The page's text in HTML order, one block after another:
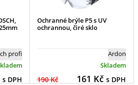
profi
s DPH
Ochranné brýle P5 s UV
ochrannou, čiré sklo
Ardon
Skladem
190 Kč 161 Kč s DPH